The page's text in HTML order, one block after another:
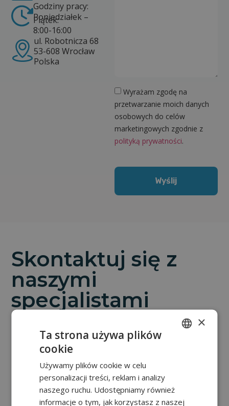
Godziny pracy:
Poniedziałek –
Piątek:
8:00-16:00
ul. Robotnicza 68
53-608 Wrocław
Polska
Wyrażam zgodę na
przetwarzanie moich danych
osobowych do celów
marketingowych zgodnie z
polityką prywatności.
Wyślij
Skontaktuj się z
naszymi
specjalistami
Urządzenia
nowe
Urządzenia
×
Ta strona używa plików
cookie
Używamy plików cookie w celu
personalizacji treści, reklam i analizy
naszego ruchu. Udostępniamy również
informacje o tym, jak korzystasz z naszej